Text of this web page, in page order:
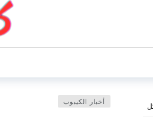
أخبار الكيبوب